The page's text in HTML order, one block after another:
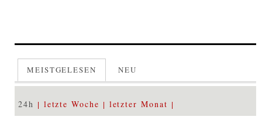
MEISTGELESEN NEU
24h letzte Woche letzter Monat